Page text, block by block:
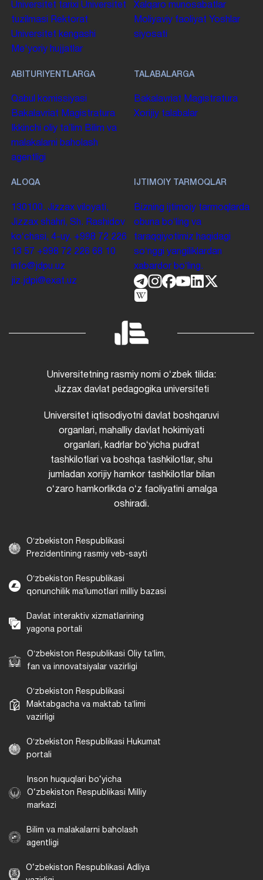
Universitet tarixi Universitet
tuzilmasi
Rektorat
Universitet kengashi
Me'yoriy hujjatlar
Xalqaro munosabatlar
Moliyaviy faoliyat Yoshlar
siyosati
ABITURIYENTLARGA
Qabul komissiyasi
Bakalavriat Magistratura
Ikkinchi oliy taʼlim Bilim va
malakalarni baholash
agentligi
TALABALARGA
Bakalavriat Magistratura
Xorijiy talabalar
ALOQA
130100. Jizzax viloyati,
Jizzax shahri, Sh. Rashidov
koʻchasi, 4-uy. +998 72 226
13 57 +998 72 226 68 10
info@jdpu.uz
jiz.jdpi@exat.uz
IJTIMOIY TARMOQLAR
Bizning ijtimoiy tarmoqlarda
obuna boʻling va
taraqqiyotimiz haqidagi
soʻnggi yangiliklardan
xabardor boʻling.
Universitetning rasmiy nomi oʻzbek tilida:
Jizzax davlat pedagogika universiteti
Universitet iqtisodiyotni davlat boshqaruvi
organlari, mahalliy davlat hokimiyati
organlari, kadrlar boʻyicha pudrat
tashkilotlari va boshqa tashkilotlar, shu
jumladan xorijiy hamkor tashkilotlar bilan
oʻzaro hamkorlikda oʻz faoliyatini amalga
oshiradi.
Oʻzbekiston Respublikasi
Prezidentining rasmiy veb-sayti
Oʻzbekiston Respublikasi
qonunchilik maʼlumotlari milliy bazasi
Davlat interaktiv xizmatlarining
yagona portali
Oʻzbekiston Respublikasi Oliy taʼlim,
fan va innovatsiyalar vazirligi
Oʻzbekiston Respublikasi
Maktabgacha va maktab taʼlimi
vazirligi
Oʻzbekiston Respublikasi Hukumat
portali
Inson huquqlari bo‘yicha
O‘zbekiston Respublikasi Milliy
markazi
Bilim va malakalarni baholash
agentligi
O‘zbekiston Respublikasi Adliya